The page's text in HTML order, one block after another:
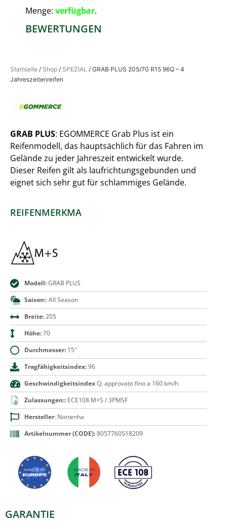
Startseite / Shop / SPEZIAL / GRAB PLUS 205/70 R15 96Q – 4
Jahreszeitenreifen
GRAB PLUS: EGOMMERCE Grab Plus ist ein
Reifenmodell, das hauptsächlich für das Fahren im
Gelände zu jeder Jahreszeit entwickelt wurde.
Dieser Reifen gilt als laufrichtungsgebunden und
eignet sich sehr gut für schlammiges Gelände.
REIFENMERKMA
Modell:GRAB PLUS
Saison:: All Season
Breite:205
Höhe:70
Durchmesser:15''
Tragfähigkeitsindex:96
GeschwindigkeitsindexQ: approvato fino a 160 km/h
Zulassungen::ECE108 M+S / 3PMSF
Hersteller: Nortenha
Artikelnummer (CODE):8057760518209
Menge: verfügbar.
BEWERTUNGEN
GARANTIE